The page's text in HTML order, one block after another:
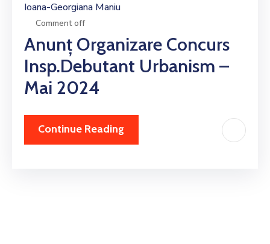
Ioana-Georgiana Maniu
Comment off
Anunț Organizare Concurs
Insp.debutant Urbanism –
Mai 2024
Continue Reading